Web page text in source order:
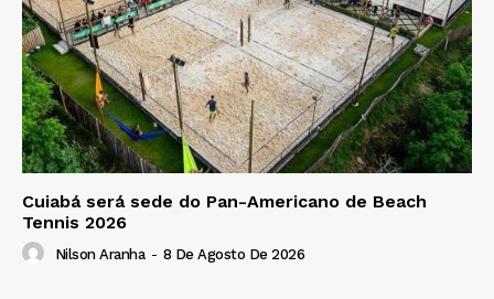
Cuiabá será sede do Pan-Americano de Beach
Tennis 2026
Nilson Aranha - 8 De Agosto De 2026